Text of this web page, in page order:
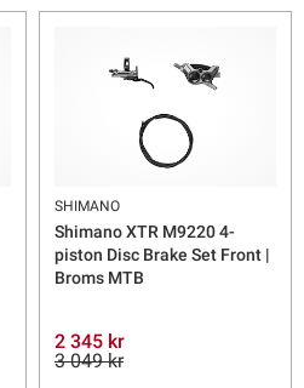
SHIMANO
Shimano XTR M9220 4-
piston Disc Brake Set Front |
Broms MTB
2 345 kr
3 049 kr